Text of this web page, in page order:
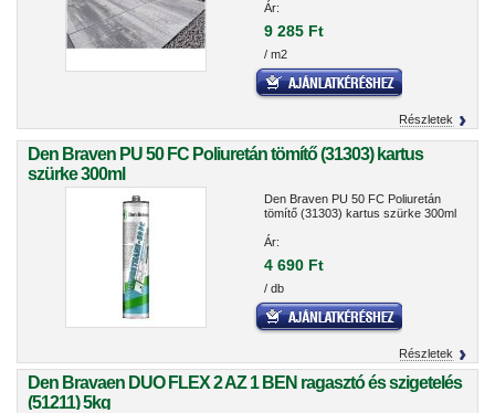
Ár:
9 285 Ft
/ m2
Részletek
Den Braven PU 50 FC Poliuretán tömítő (31303) kartus
szürke 300ml
Den Braven PU 50 FC Poliuretán
tömítő (31303) kartus szürke 300ml
Ár:
4 690 Ft
/ db
Részletek
Den Bravaen DUO FLEX 2 AZ 1 BEN ragasztó és szigetelés
(51211) 5kg